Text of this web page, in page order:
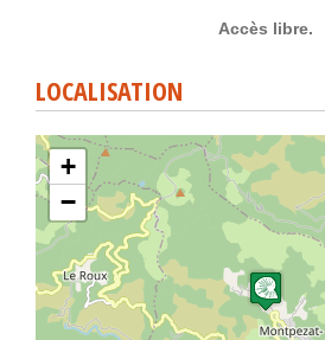
Accès libre.
LOCALISATION
+
−